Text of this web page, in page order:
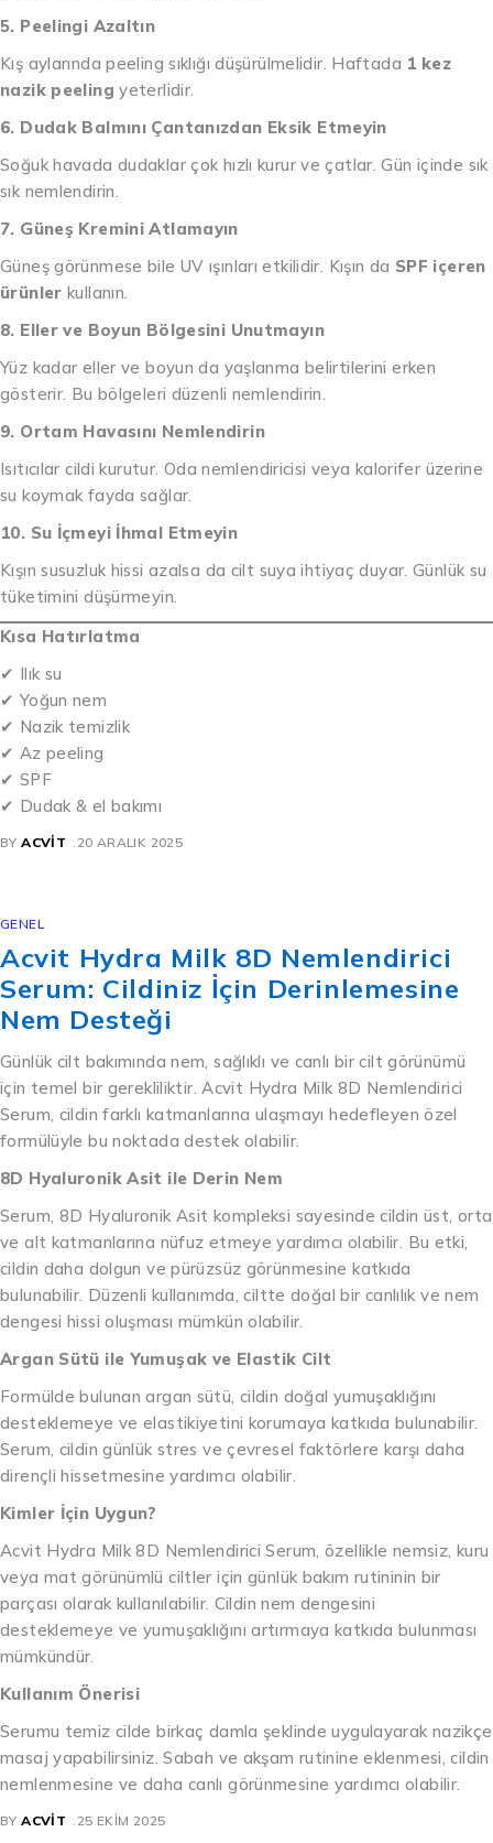
5. Peelingi Azaltın
Kış aylarında peeling sıklığı düşürülmelidir. Haftada 1 kez
nazik peeling yeterlidir.
6. Dudak Balmını Çantanızdan Eksik Etmeyin
Soğuk havada dudaklar çok hızlı kurur ve çatlar. Gün içinde sık
sık nemlendirin.
7. Güneş Kremini Atlamayın
Güneş görünmese bile UV ışınları etkilidir. Kışın da SPF içeren
ürünler kullanın.
8. Eller ve Boyun Bölgesini Unutmayın
Yüz kadar eller ve boyun da yaşlanma belirtilerini erken
gösterir. Bu bölgeleri düzenli nemlendirin.
9. Ortam Havasını Nemlendirin
Isıtıcılar cildi kurutur. Oda nemlendiricisi veya kalorifer üzerine
su koymak fayda sağlar.
10. Su İçmeyi İhmal Etmeyin
Kışın susuzluk hissi azalsa da cilt suya ihtiyaç duyar. Günlük su
tüketimini düşürmeyin.
Kısa Hatırlatma
✔ Ilık su
✔ Yoğun nem
✔ Nazik temizlik
✔ Az peeling
✔ SPF
✔ Dudak & el bakımı
BY ACVIT 20 ARALIK 2025
GENEL
Acvit Hydra Milk 8D Nemlendirici
Serum: Cildiniz İçin Derinlemesine
Nem Desteği
Günlük cilt bakımında nem, sağlıklı ve canlı bir cilt görünümü
için temel bir gerekliliktir. Acvit Hydra Milk 8D Nemlendirici
Serum, cildin farklı katmanlarına ulaşmayı hedefleyen özel
formülüyle bu noktada destek olabilir.
8D Hyaluronik Asit ile Derin Nem
Serum, 8D Hyaluronik Asit kompleksi sayesinde cildin üst, orta
ve alt katmanlarına nüfuz etmeye yardımcı olabilir. Bu etki,
cildin daha dolgun ve pürüzsüz görünmesine katkıda
bulunabilir. Düzenli kullanımda, ciltte doğal bir canlılık ve nem
dengesi hissi oluşması mümkün olabilir.
Argan Sütü ile Yumuşak ve Elastik Cilt
Formülde bulunan argan sütü, cildin doğal yumuşaklığını
desteklemeye ve elastikiyetini korumaya katkıda bulunabilir.
Serum, cildin günlük stres ve çevresel faktörlere karşı daha
dirençli hissetmesine yardımcı olabilir.
Kimler İçin Uygun?
Acvit Hydra Milk 8D Nemlendirici Serum, özellikle nemsiz, kuru
veya mat görünümlü ciltler için günlük bakım rutininin bir
parçası olarak kullanılabilir. Cildin nem dengesini
desteklemeye ve yumuşaklığını artırmaya katkıda bulunması
mümkündür.
Kullanım Önerisi
Serumu temiz cilde birkaç damla şeklinde uygulayarak nazikçe
masaj yapabilirsiniz. Sabah ve akşam rutinine eklenmesi, cildin
nemlenmesine ve daha canlı görünmesine yardımcı olabilir.
BY ACVIT 25 EKIM 2025